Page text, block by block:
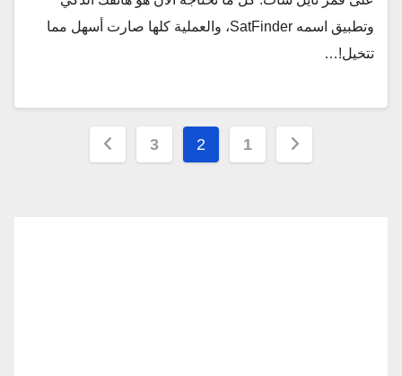
وتطبيق اسمه SatFinder، والعملية كلها صارت أسهل مما
تتخيل!…
تعدد
1
2
3